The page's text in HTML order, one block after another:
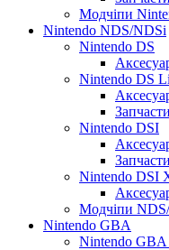
Модчіпи
Nintendo NDS/NDSi
Nintendo DS
Nintendo DS
Nintendo DSI
Nintendo DSI
Модчіпи
Nintendo GBA
Nintendo GBA